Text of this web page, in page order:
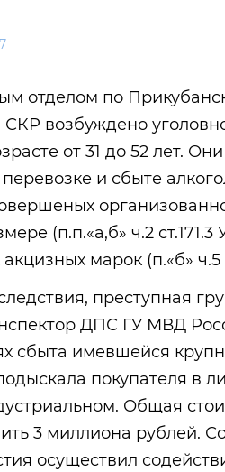
отделом по
СКР возбуждено
от 31 до 52 лет.
и сбыте
(п.п.«а,б» ч.2
марок (п.«б» ч.5
преступная
ДПС ГУ МВД
сбыта имевшейся
покупателя в
Общая
3 миллиона рублей.
осуществил